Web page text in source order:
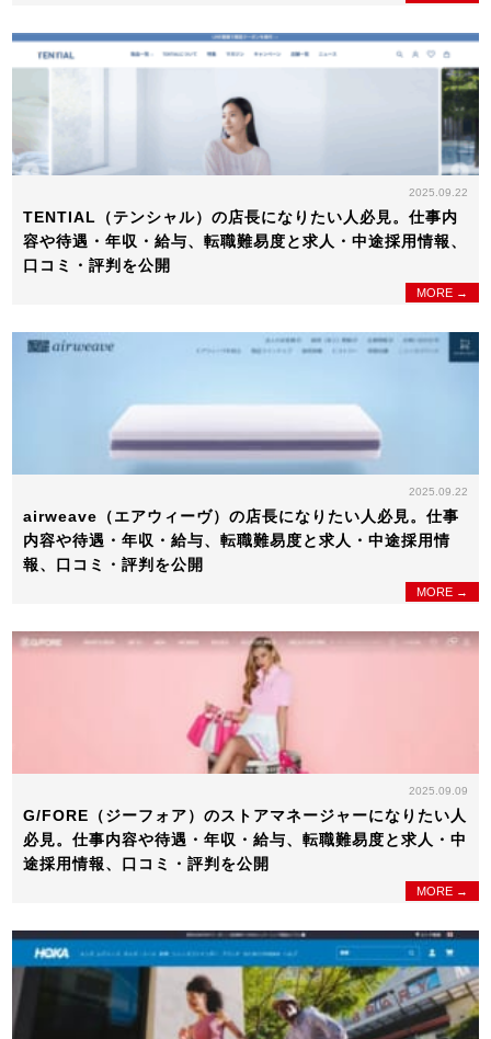
2025.09.22
TENTIAL（テンシャル）の店長になりたい人必見。仕事内
容や待遇・年収・給与、転職難易度と求人・中途採用情報、
口コミ・評判を公開
MORE →
2025.09.22
airweave（エアウィーヴ）の店長になりたい人必見。仕事
内容や待遇・年収・給与、転職難易度と求人・中途採用情
報、口コミ・評判を公開
MORE →
2025.09.09
G/FORE（ジーフォア）のストアマネージャーになりたい人
必見。仕事内容や待遇・年収・給与、転職難易度と求人・中
途採用情報、口コミ・評判を公開
MORE →